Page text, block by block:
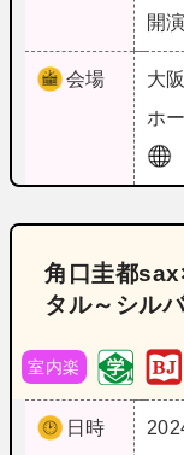
開
会場 大阪
ホ
角口圭都
タル～シル
室内楽
日時